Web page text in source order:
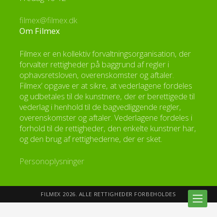
filmex@filmex.dk
Om Filmex
Filmex er en kollektiv forvaltningsorganisation, der
forvalter rettigheder på baggrund af regler i
ophavsretsloven, overenskomster og aftaler.
Filmex’ opgave er at sikre, at vederlagene fordeles
og udbetales til de kunstnere, der er berettigede til
vederlag i henhold til de bagvedliggende regler,
overenskomster og aftaler. Vederlagene fordeles i
forhold til de rettigheder, den enkelte kunstner har,
og den brug af rettighederne, der er sket.
Personoplysninger
FILMEX 2026. ALLE RETTIGHEDER FORBEHOLDES